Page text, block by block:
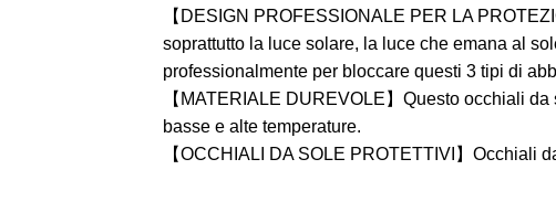
【DESIGN PROFESSIONALE PER LA
soprattutto la luce solare, la luce che emana al
professionalmente per bloccare questi 3 tipi di
【MATERIALE DUREVOLE】Questo occhiali
basse e alte temperature.
【OCCHIALI DA SOLE PROTETTIVI】Occhiali